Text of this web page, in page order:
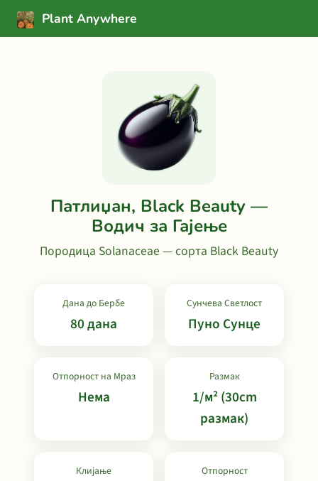
Plant Anywhere
Патлиџан, Black Beauty —
Водич за Гајење
Породица Solanaceae — сорта Black Beauty
Дана до Бербе
80 дана
Сунчева Светлост
Пуно Сунце
Отпорност на Мраз
Нема
Размак
1/м² (30cm
размак)
Клијање Отпорност